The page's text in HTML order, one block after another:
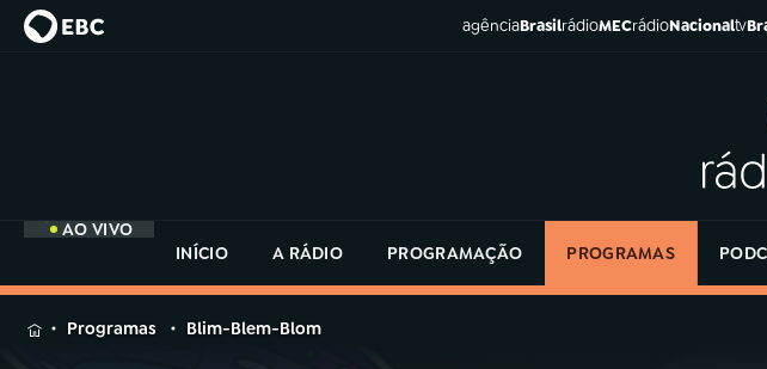
agênciaBrasilrádioMECrádioNacionaltv
AO VIVO
INÍCIO
A RÁDIO PROGRAMAÇÃO PROGRAMAS
MENUProgramas Blim-Blem-Blom